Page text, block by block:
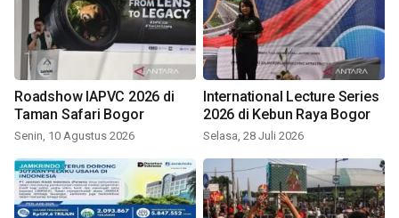
Roadshow IAPVC 2026 di
Taman Safari Bogor
Senin, 10 Agustus 2026
International Lecture Series
2026 di Kebun Raya Bogor
Selasa, 28 Juli 2026